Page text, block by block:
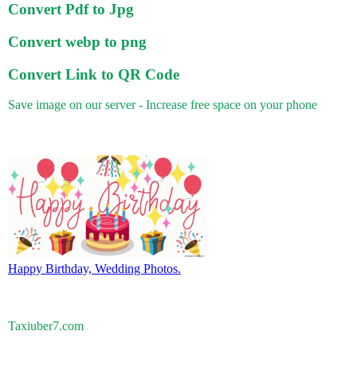
Convert Pdf to Jpg
Convert webp to png
Convert Link to QR Code
Save image on our server - Increase free space on your phone
Happy Birthday, Wedding Photos.
Taxiuber7.com